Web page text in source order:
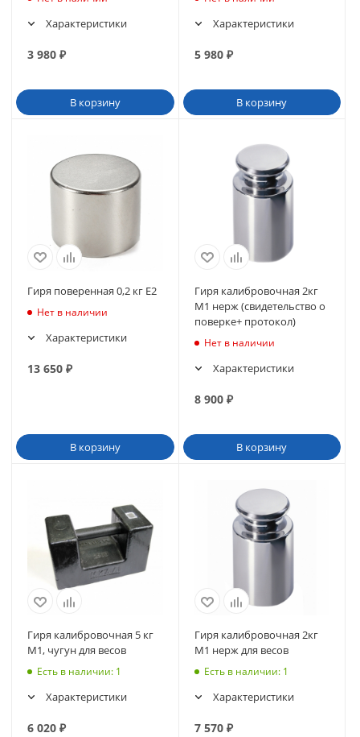
Характеристики
3 980 ₽
В корзину
Характеристики
5 980₽
В корзину
Гиря поверенная 0,2 кг E2
Нет в наличии
Характеристики
13 650 ₽
В корзину
Гиря калибровочная 2кг
М1 нерж (свидетельство о
поверке+ протокол)
Нет в наличии
Характеристики
8 900₽
В корзину
Гиря калибровочная 5 кг
М1, чугун для весов
Есть в наличии: 1
Характеристики
6 020 ₽
Гиря калибровочная 2кг
М1 нерж для весов
Есть в наличии: 1
Характеристики
7 570₽